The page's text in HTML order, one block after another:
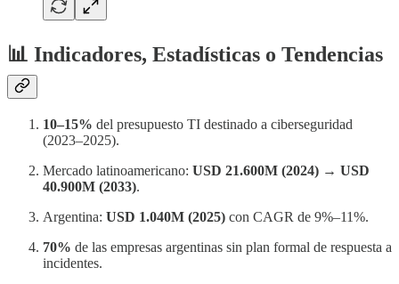
📊 Indicadores, Estadísticas o Tendencias
10–15% del presupuesto TI destinado a ciberseguridad
(2023–2025).
Mercado latinoamericano: USD 21.600M (2024) → USD
40.900M (2033).
Argentina: USD 1.040M (2025) con CAGR de 9%–11%.
70% de las empresas argentinas sin plan formal de respuesta a
incidentes.